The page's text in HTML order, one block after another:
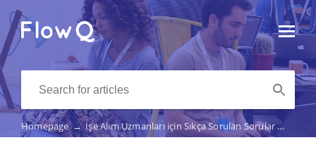
Homepage → İşe Alım Uzmanları için Sıkça Sorulan Sorular→